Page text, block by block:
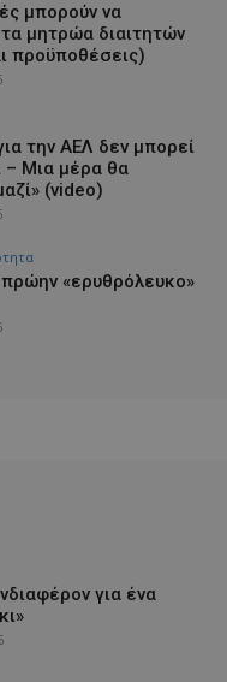
μπορούν να
μητρώα διαιτητών
προϋποθέσεις)
την ΑΕΛ δεν μπορεί
– Μια μέρα θα
(video)
«ερυθρόλευκο»
για ένα